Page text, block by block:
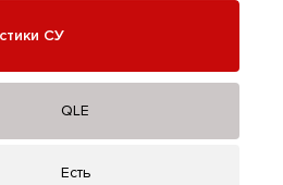
СУ
QLE
Есть